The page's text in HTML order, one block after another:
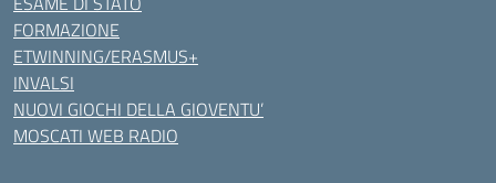
FORMAZIONE
ETWINNING/ERASMUS+
INVALSI
NUOVI GIOCHI DELLA GIOVENTU’
MOSCATI WEB RADIO